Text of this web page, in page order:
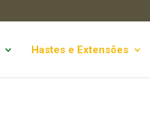
Hastes e Extensões